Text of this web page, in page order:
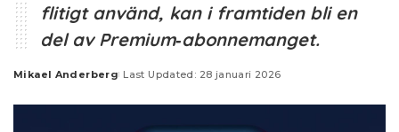
flitigt använd, kan i framtiden bli en
del av Premium‑abonnemanget.
Posted
Mikael Anderberg Last Updated: 28 januari 2026